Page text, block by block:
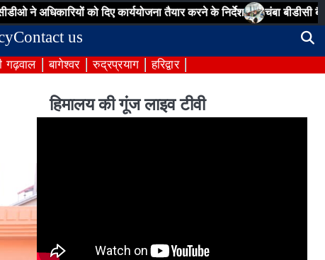
को दिए कार्ययोजना तैयार करने के निर्देश चंबा बीडीसी बैठक: पेयजल,
Contact us
गढ़वाल बागेश्वर रुद्रप्रयाग हरिद्वार
हिमालय की गूंज लाइव टीवी